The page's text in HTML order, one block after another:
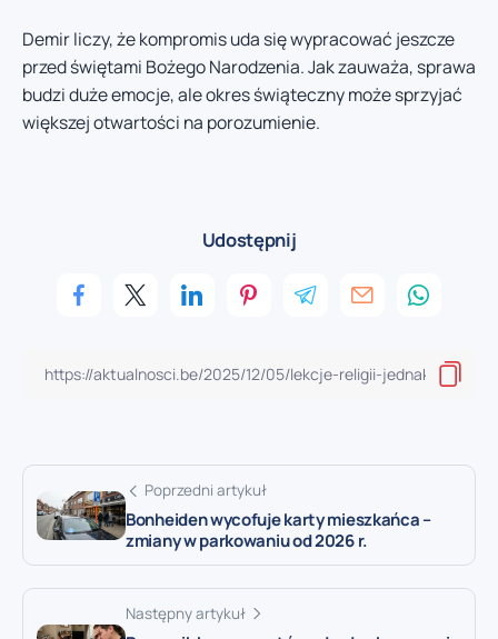
Demir liczy, że kompromis uda się wypracować jeszcze
przed świętami Bożego Narodzenia. Jak zauważa, sprawa
budzi duże emocje, ale okres świąteczny może sprzyjać
większej otwartości na porozumienie.
Udostępnij
Poprzedni artykuł
Bonheiden wycofuje karty mieszkańca –
zmiany w parkowaniu od 2026 r.
Następny artykuł